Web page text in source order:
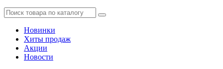
Новинки
Хиты продаж
Акции
Новости